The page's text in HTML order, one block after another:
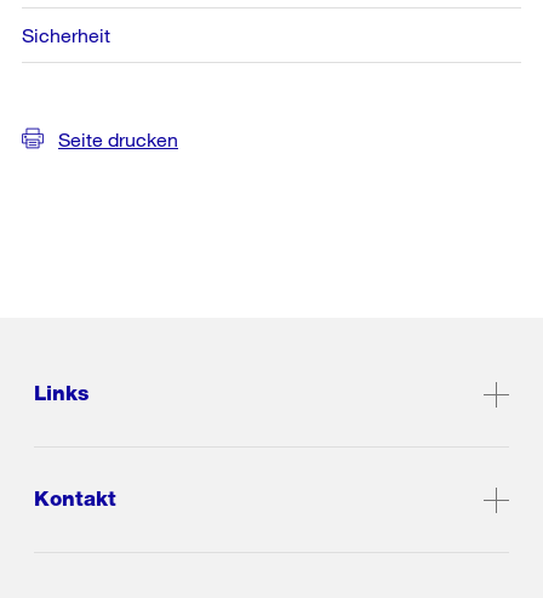
Sicherheit
Seite drucken
Links
Kontakt